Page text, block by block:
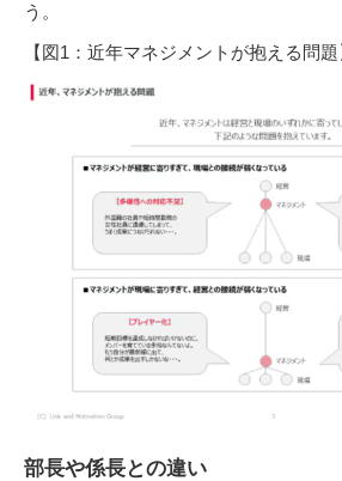
う。
【図1：近年マネジメントが抱える問題
部長や係長との違い